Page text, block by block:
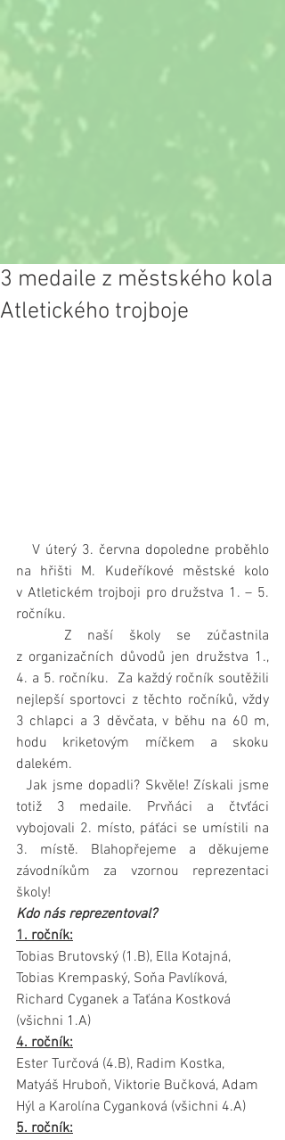
3 medaile z městského kola
Atletického trojboje
na hřišti M. Kudeříkové městské kolo
v Atletickém trojboji pro družstva 1. – 5.
ročníku.
z organizačních důvodů jen družstva 1.,
4. a 5. ročníku.  Za každý ročník soutěžili
nejlepší sportovci z těchto ročníků, vždy
3 chlapci a 3 děvčata, v běhu na 60 m,
hodu kriketovým míčkem a skoku
dalekém.
Jak jsme dopadli? Skvěle! Získali jsme
totiž 3 medaile. Prvňáci a čtvťáci
vybojovali 2. místo, páťáci se umístili na
3. místě. Blahopřejeme a děkujeme
závodníkům za vzornou reprezentaci
školy!
Kdo nás reprezentoval?
1. ročník:
Tobias Brutovský (1.B), Ella Kotajná,
Tobias Krempaský, Soňa Pavlíková,
Richard Cyganek a Taťána Kostková
(všichni 1.A)
4. ročník:
Ester Turčová (4.B), Radim Kostka,
Matyáš Hruboň, Viktorie Bučková, Adam
Hýl a Karolína Cyganková (všichni 4.A)
5. ročník: